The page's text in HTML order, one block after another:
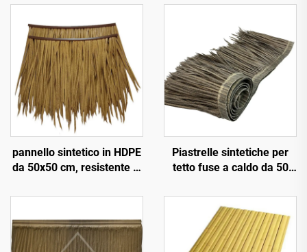
pannello sintetico in HDPE
da 50x50 cm, resistente ai
tetti di resort tropicali
Piastrelle sintetiche per
tetto fuse a caldo da 50
fuoco migliorata